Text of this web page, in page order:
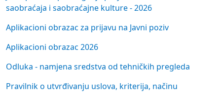
saobraćaja i saobraćajne kulture - 2026
Aplikacioni obrazac za prijavu na Javni poziv
Aplikacioni obrazac 2026
Odluka - namjena sredstva od tehničkih pregleda
Pravilnik o utvrđivanju uslova, kriterija, načinu